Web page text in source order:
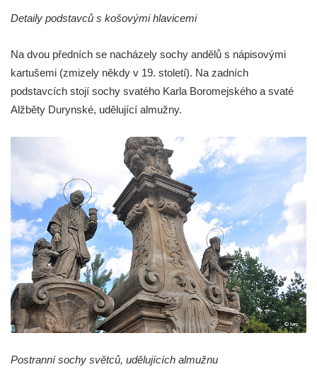
Mimoni
nad Nisou
Sloup s kaplicí (boží muka) u Hvězdy
Sloup Panny Marie v Třebechovicích pod
Sloup Nejsvětější Trojice v Třebechovicích
pod Orebem
Sloup s kaplicí (boží muka) Kamenická
Nová Víska
Sloup svatého Floriana v Potštejně
Sloup Panny Marie v Liberci u kostela
Nalezení svatého Kříže
Sloup Nejsvětější Trojice v Bakově nad
Detaily podstavců s košovými hlavicemi
Na dvou předních se nacházely sochy andělů s nápisovými
kartušemi (zmizely někdy v 19. století). Na zadních
podstavcích stojí sochy svatého Karla Boromejského a svaté
Alžběty Durynské, udělující almužny.
Postranní sochy světců, udělujících almužnu